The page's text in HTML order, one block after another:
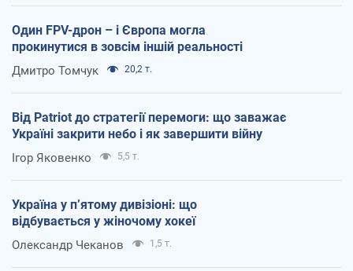
Один FPV-дрон – і Європа могла
прокинутися в зовсім іншій реальності
Дмитро Томчук 20,2 т.
Від Patriot до стратегії перемоги: що заважає
Україні закрити небо і як завершити війну
Ігор Яковенко 5,5 т.
Україна у п’ятому дивізіоні: що
відбувається у жіночому хокеї
Олександр Чеканов 1,5 т.